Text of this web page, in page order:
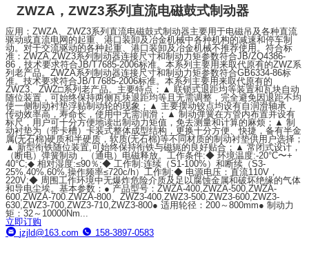
ZWZA，ZWZ3系列直流电磁鼓式制动器
应用：ZWZA、ZWZ3系列直流电磁鼓式制动器主要用于电磁吊及各种直流
驱动或直流电网的起重、港口装卸及冶金机械中各种机构的减速和停车制
动。对于交流驱动的各种起重、港口装卸及冶金机械不推荐使用。符合标
准：ZWZA,ZWZ3系列制动器连接尺寸和制动力矩参数符合JB/ZQ4386-
86，技术要求符合JB/T7685-2006标准。本系列主要用来取代原有的ZWZ系
列老产品。ZWZA系列制动器连接尺寸和制动力矩参数符合GB6334-86标
准。技术要求符合JB/T7685-2006标准。本系列主要用来取代原有的
ZWZ3、ZWZ□系列老产品。主要特点：▲ 联锁式退距均等装置和瓦块自动
随位装置，可始终保持两侧瓦块退距均等且无需调整，完全避免因退距不均
使一侧制动衬垫浮贴制动轮的现象；▲ 主要摆动铰点均设有自润滑轴承，
传动效率高，寿命长，使用中无需润滑；▲ 制动弹簧在方管内布置并设有
标尺，用户可十分方便地读出制动力矩值，免去测量和计算的麻烦；▲ 制
动衬垫为（带卡槽）卡装式整体成型结构，更换十分方便、快捷，备有半金
属(无石棉)硬质和半硬质，软质(无石棉)等不同材质的制动衬垫供用户选择；
▲ 新型衔铁随位装置,可始终保持衔铁与磁轭的良好贴合；▲ 常闭式设计，
（断电）弹簧制动，（通电）电磁释放。工作条件:◆ 环境温度:-20°C〜+
40°C;◆ 相对湿度:≤90％;◆ 工作制:连续（S1-100%）和断续（S3-
25%,40%,60%,操作频率≤720c/h）工作制;◆ 电源电压：直流110V，
220V;◆ 周围工作环境中无爆炸危险介质及足以腐蚀金属和破坏绝缘的气体
和导电尘埃。基本参数：● 产品型号：ZWZA-400,ZWZA-500,ZWZA-
600,ZWZA-700.ZWZA-800、ZWZ3-400,ZWZ3-500,ZWZ3-600,ZWZ3-
630,ZWZ3-700,ZWZ3-710,ZWZ3-800● 适用轮径：200～800mm● 制动力
矩：32～10000Nm...
立即订购
jzjld@163.com
158-3897-0583